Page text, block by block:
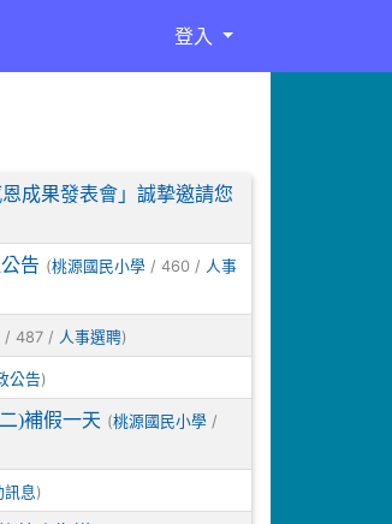
登入
成果發表會」誠摯邀請您
告 (桃源國民小學 / 460 / 人事
/ 487 / 人事選聘)
公告)
)補假一天 (桃源國民小學 /
訊息 )